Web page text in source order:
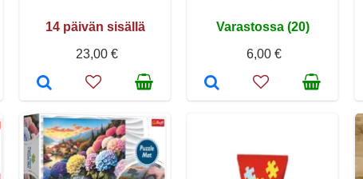
14 päivän sisällä
23,00 €
Varastossa (20)
6,00 €